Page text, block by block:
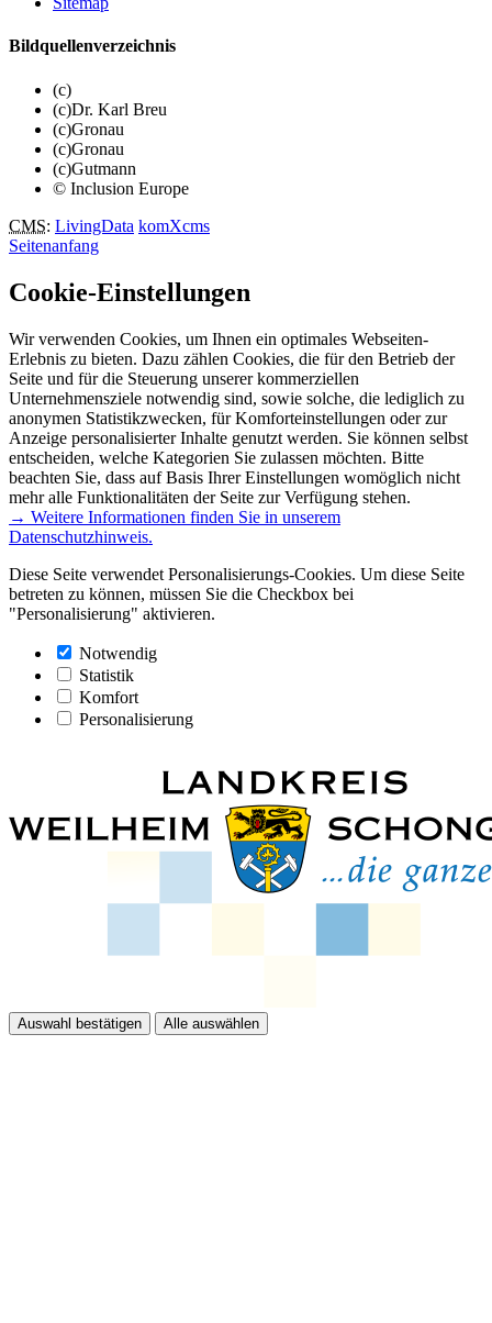
Bildquellenverzeichnis
(c)
(c)Dr. Karl Breu
(c)Gronau
(c)Gronau
(c)Gutmann
© Inclusion Europe
CMS: LivingData komXcms
Seitenanfang
Cookie-Einstellungen
Wir verwenden Cookies, um Ihnen ein optimales Webseiten-
Erlebnis zu bieten. Dazu zählen Cookies, die für den Betrieb der
Seite und für die Steuerung unserer kommerziellen
Unternehmensziele notwendig sind, sowie solche, die lediglich zu
anonymen Statistikzwecken, für Komforteinstellungen oder zur
Anzeige personalisierter Inhalte genutzt werden. Sie können selbst
entscheiden, welche Kategorien Sie zulassen möchten. Bitte
beachten Sie, dass auf Basis Ihrer Einstellungen womöglich nicht
mehr alle Funktionalitäten der Seite zur Verfügung stehen.
→ Weitere Informationen finden Sie in unserem
Datenschutzhinweis.
Diese Seite verwendet Personalisierungs-Cookies. Um diese Seite
betreten zu können, müssen Sie die Checkbox bei
"Personalisierung" aktivieren.
Notwendig
Statistik
Komfort
Personalisierung
Auswahl bestätigen Alle auswählen